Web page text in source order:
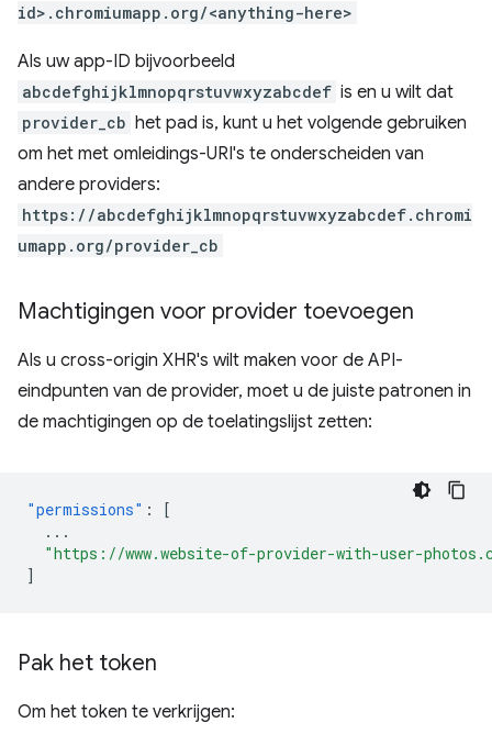
id>.chromiumapp.org/<anything-here>
Als uw app-ID bijvoorbeeld
abcdefghijklmnopqrstuvwxyzabcdef is en u wilt dat
provider_cb het pad is, kunt u het volgende gebruiken
om het met omleidings-URI's te onderscheiden van
andere providers:
https://abcdefghijklmnopqrstuvwxyzabcdef.chromi
umapp.org/provider_cb
Machtigingen voor provider toevoegen
Als u cross-origin XHR's wilt maken voor de API-
eindpunten van de provider, moet u de juiste patronen in
de machtigingen op de toelatingslijst zetten:
"permissions" :
[
...
"https://www.website-of-provider-with-user-
]
Pak het token
Om het token te verkrijgen: